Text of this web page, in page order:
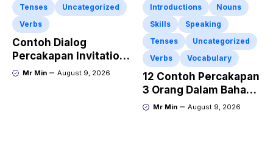
Tenses
Uncategorized
Verbs
Contoh Dialog
Percakapan Invitation
Mengajak Teman
Mr Min August 9, 2026
Introductions
Nouns
Skills
Speaking
Tenses
Uncategorized
Verbs
Vocabulary
12 Contoh Percakapan
3 Orang Dalam Bahasa
Inggris di Rumah Sakit
Mr Min August 9, 2026